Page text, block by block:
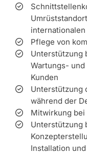
internationalen
Pflege von
Unterstützung
Wartungs-
Kunden
Unterstützung
während der
Mitwirkung
Unterstützung
Installation